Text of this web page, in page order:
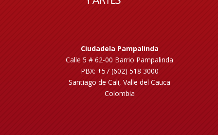
Ciudadela Pampalinda
Calle 5 # 62-00 Barrio Pampalinda
PBX: +57 (602) 518 3000
Santiago de Cali, Valle del Cauca
Colombia